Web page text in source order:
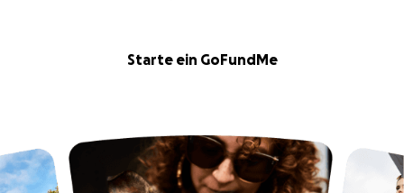
Starte ein GoFundMe